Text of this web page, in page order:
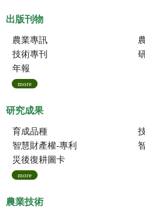
出版刊物
農業專訊
技術專刊
年報
more
研究成果
育成品種
智慧財產權-專利
災後復耕圖卡
more
農業技術